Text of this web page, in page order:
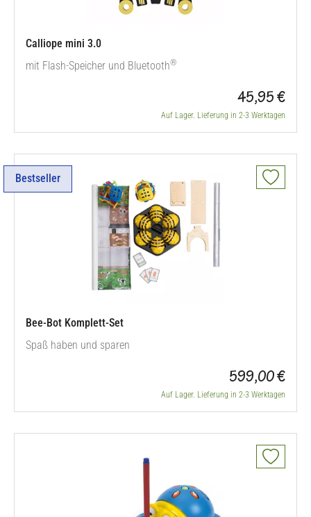
Calliope mini 3.0
mit Flash-Speicher und Bluetooth®
45,95 €
Auf Lager. Lieferung in 2-3 Werktagen
Bestseller
Bee-Bot Komplett-Set
Spaß haben und sparen
599,00 €
Auf Lager. Lieferung in 2-3 Werktagen